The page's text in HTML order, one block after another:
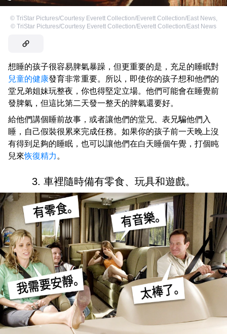
© TriStar Pictures/Courtesy Everett Collection/Everett Collection/East News,
© TriStar Pictures/Courtesy Everett Collection/Everett Collection/East News
想睡的孩子很容易脾氣暴躁，但更重要的是，充足的睡眠對
兒童的健康發育非常重要。所以，即使你的孩子想和他們的
堂兄弟姐妹玩整夜，你也得堅定立場。他們可能會在睡覺前
發脾氣，但這比第二天發一整天的脾氣還要好。
給他們講個睡前故事，或者讓他們的堂兄、表兄騙他們入
睡，自己假裝很累來完成任務。如果你的孩子前一天晚上沒
有得到足夠的睡眠，也可以讓他們在白天睡個午覺，打個盹
兒來恢復精力 。
3. 車裡隨時備有零食、玩具和遊戲。